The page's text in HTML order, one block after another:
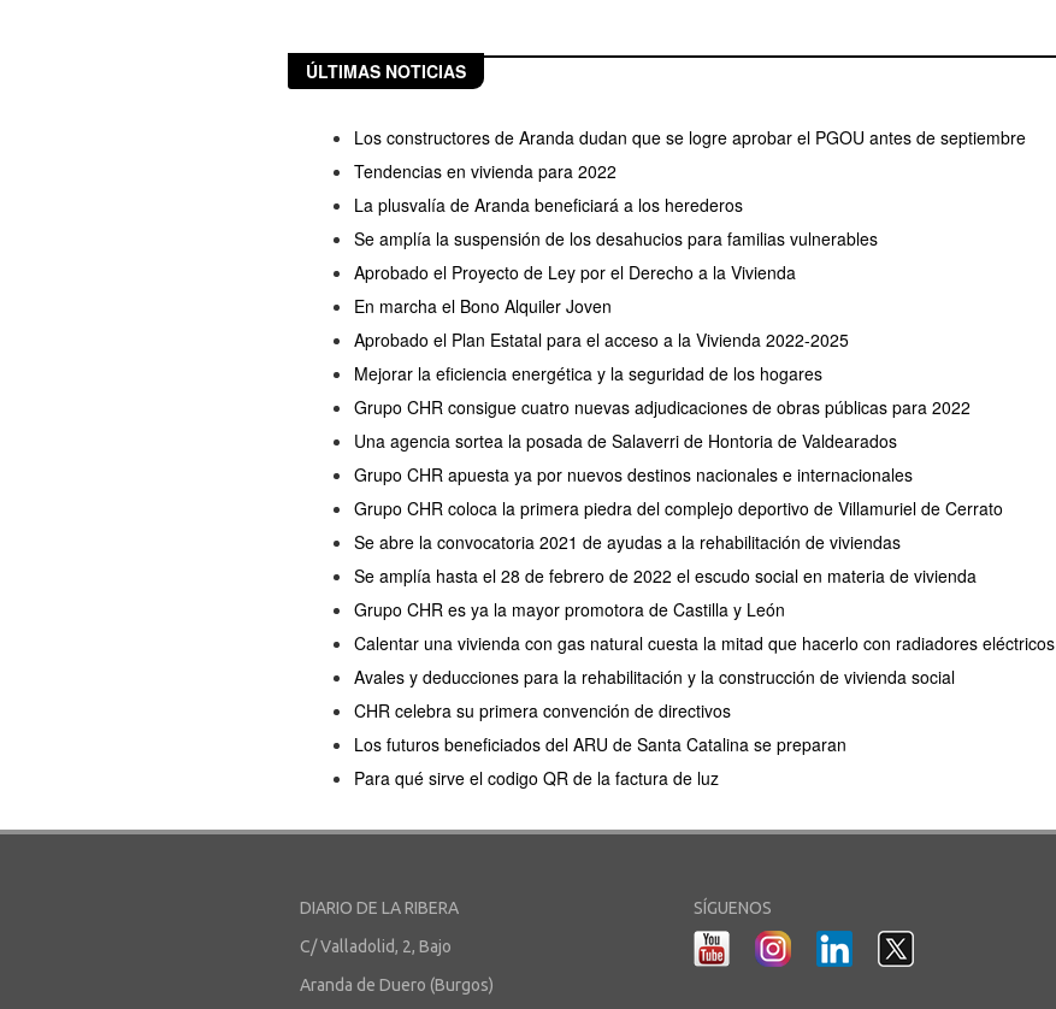
ÚLTIMAS NOTICIAS
Los constructores de Aranda dudan que se logre aprobar el PGOU antes de septiembre
Tendencias en vivienda para 2022
La plusvalía de Aranda beneficiará a los herederos
Se amplía la suspensión de los desahucios para familias vulnerables
Aprobado el Proyecto de Ley por el Derecho a la Vivienda
En marcha el Bono Alquiler Joven
Aprobado el Plan Estatal para el acceso a la Vivienda 2022-2025
Mejorar la eficiencia energética y la seguridad de los hogares
Grupo CHR consigue cuatro nuevas adjudicaciones de obras públicas para 2022
Una agencia sortea la posada de Salaverri de Hontoria de Valdearados
Grupo CHR apuesta ya por nuevos destinos nacionales e internacionales
Grupo CHR coloca la primera piedra del complejo deportivo de Villamuriel de Cerrato
Se abre la convocatoria 2021 de ayudas a la rehabilitación de viviendas
Se amplía hasta el 28 de febrero de 2022 el escudo social en materia de vivienda
Grupo CHR es ya la mayor promotora de Castilla y León
Calentar una vivienda con gas natural cuesta la mitad que hacerlo con radiadores eléctricos
Avales y deducciones para la rehabilitación y la construcción de vivienda social
CHR celebra su primera convención de directivos
Los futuros beneficiados del ARU de Santa Catalina se preparan
Para qué sirve el codigo QR de la factura de luz
DIARIO DE LA RIBERA
C/ Valladolid, 2, Bajo
Aranda de Duero (Burgos)
SÍGUENOS